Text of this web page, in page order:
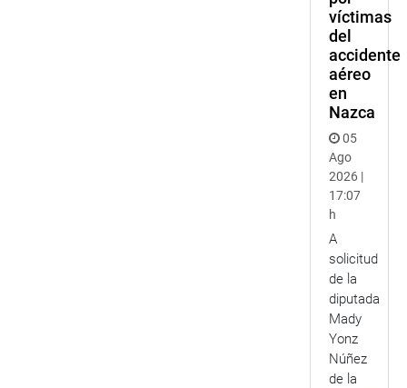
víctimas
del
accidente
aéreo
en
Nazca
05
Ago
2026 |
17:07
h
A
solicitud
de la
diputada
Mady
Yonz
Núñez
de la